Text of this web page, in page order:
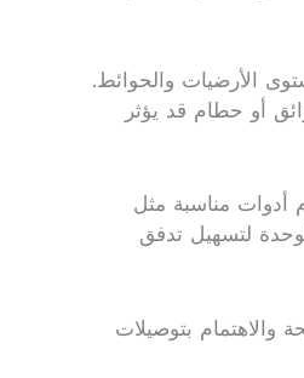
الأرضيات والحوائط.
أو حطام قد يؤثر
أدوات مناسبة مثل
لتسهيل تدفق
والاهتمام بتوصيلات